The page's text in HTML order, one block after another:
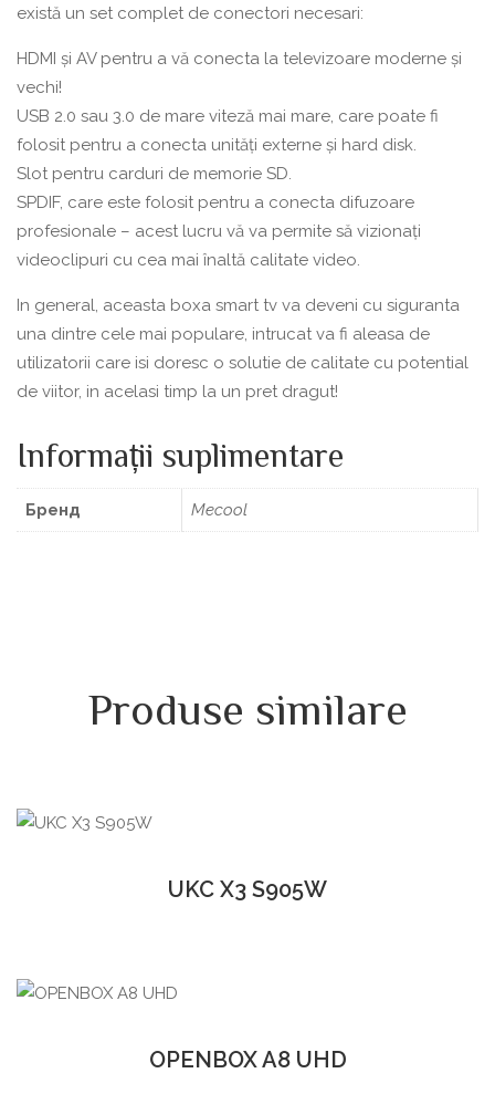
există un set complet de conectori necesari:
HDMI și AV pentru a vă conecta la televizoare moderne și
vechi!
USB 2.0 sau 3.0 de mare viteză mai mare, care poate fi
folosit pentru a conecta unități externe și hard disk.
Slot pentru carduri de memorie SD.
SPDIF, care este folosit pentru a conecta difuzoare
profesionale – acest lucru vă va permite să vizionați
videoclipuri cu cea mai înaltă calitate video.
In general, aceasta boxa smart tv va deveni cu siguranta
una dintre cele mai populare, intrucat va fi aleasa de
utilizatorii care isi doresc o solutie de calitate cu potential
de viitor, in acelasi timp la un pret dragut!
Informații suplimentare
Бренд Mecool
Produse similare
UKC X3 S905W
OPENBOX A8 UHD